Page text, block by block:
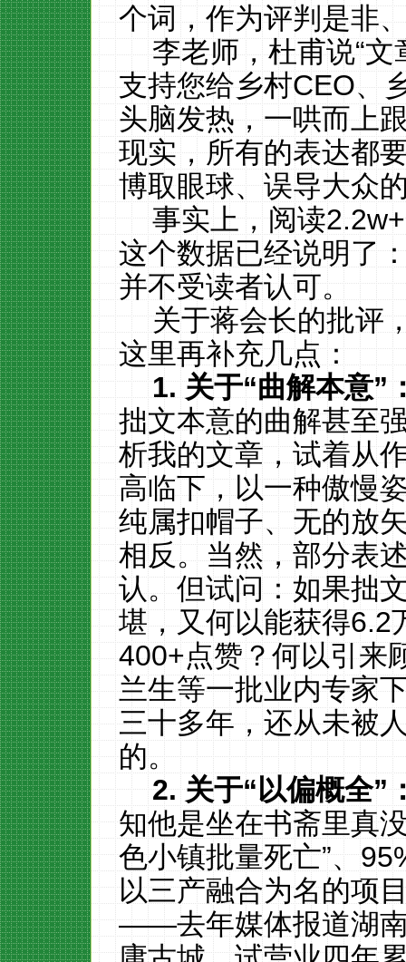
个词，作为评判是非
李老师，杜甫说“
支持您给乡村CEO、
头脑发热，一哄而上
现实，所有的表达都
博取眼球、误导大众
事实上，阅读
这个数据已经说明了
并不受读者认可。
关于蒋会长的批评
这里再补充几点：
1.关于“曲解本意”
拙文本意的曲解甚至
析我的文章，试着从
高临下，以一种傲慢
纯属扣帽子、无的放
相反。当然，部分表
认。但试问：如果拙
堪，又何以能获得6.2
400+点赞？何以引来
兰生等一批业内专家
三十多年，还从未被
的。
2.关于“以偏概全”
知他是坐在书斋里真
色小镇批量死亡”、
以三产融合为名的项
——去年媒体报道湖